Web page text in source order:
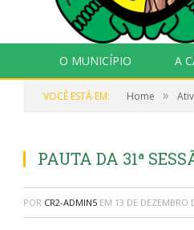
O MUNICÍPIO A
VOCÊ ESTÁ EM: Home »
PAUTA DA 31ª
POR CR2-ADMIN5 EM 13 DE DEZEMBRO